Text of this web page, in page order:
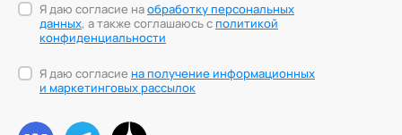
Я даю согласие наобработку персональных
данных, а также соглашаюсь сполитикой
конфиденциальности
Я даю согласие на получение информационных
и маркетинговых рассылок